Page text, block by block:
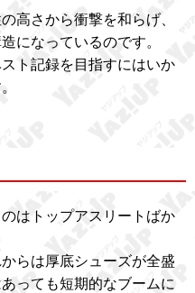
高さから衝撃を和らげ、
になっているのです。
ト記録を目指すにはいか
はトップアスリートばか
らは厚底シューズが全盛
っても短期的なブームに